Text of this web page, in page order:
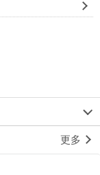
更多